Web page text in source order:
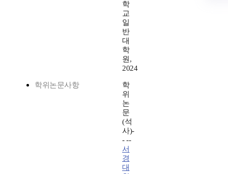
학
교
일
반
대
학
원,
2024
학위논문사항
학
위
논
문
(석
사)-
- --
서
경
대